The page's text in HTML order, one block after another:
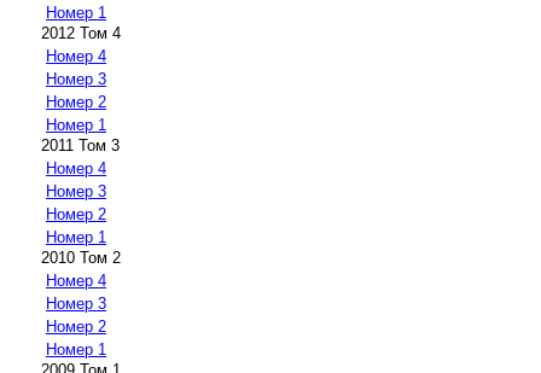
Номер 1
2012 Том 4
Номер 4
Номер 3
Номер 2
Номер 1
2011 Том 3
Номер 4
Номер 3
Номер 2
Номер 1
2010 Том 2
Номер 4
Номер 3
Номер 2
Номер 1